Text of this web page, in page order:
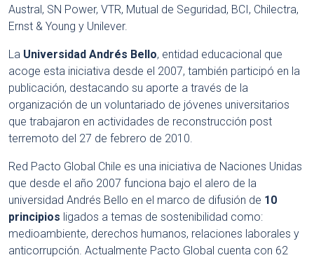
Austral, SN Power, VTR, Mutual de Seguridad, BCI, Chilectra,
Ernst & Young y Unilever.
La Universidad Andrés Bello, entidad educacional que
acoge esta iniciativa desde el 2007, también participó en la
publicación, destacando su aporte a través de la
organización de un voluntariado de jóvenes universitarios
que trabajaron en actividades de reconstrucción post
terremoto del 27 de febrero de 2010.
Red Pacto Global Chile es una iniciativa de Naciones Unidas
que desde el año 2007 funciona bajo el alero de la
universidad Andrés Bello en el marco de difusión de 10
principios ligados a temas de sostenibilidad como:
medioambiente, derechos humanos, relaciones laborales y
anticorrupción. Actualmente Pacto Global cuenta con 62